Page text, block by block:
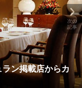
ン掲載店からカ
次の
記事